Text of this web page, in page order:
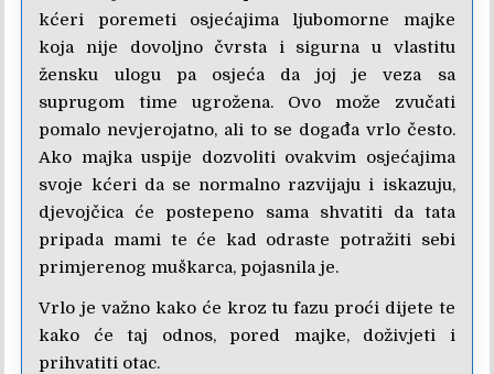
kćeri poremeti osjećajima ljubomorne majke
koja nije dovoljno čvrsta i sigurna u vlastitu
žensku ulogu pa osjeća da joj je veza sa
suprugom time ugrožena. Ovo može zvučati
pomalo nevjerojatno, ali to se događa vrlo često.
Ako majka uspije dozvoliti ovakvim osjećajima
svoje kćeri da se normalno razvijaju i iskazuju,
djevojčica će postepeno sama shvatiti da tata
pripada mami te će kad odraste potražiti sebi
primjerenog muškarca, pojasnila je.
Vrlo je važno kako će kroz tu fazu proći dijete te
kako će taj odnos, pored majke, doživjeti i
prihvatiti otac.